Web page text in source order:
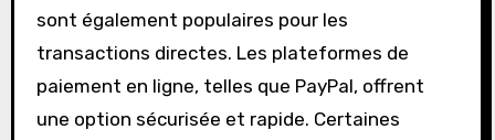
sont également populaires pour les
transactions directes. Les plateformes de
paiement en ligne, telles que PayPal, offrent
une option sécurisée et rapide. Certaines